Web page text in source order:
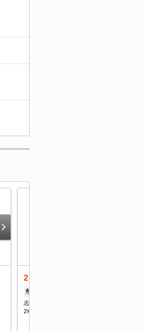
2.9
敷
志摩神明駅 徒歩68分
2K/36.69㎡